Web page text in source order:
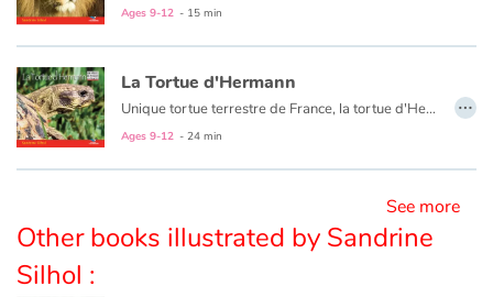
Blog
Learn french with Storyplay'r
French book lists for children
Reading for children
Activities and workshops
Ages 9-12 - 15 min
La Tortue d'Hermann
Unique tortue terrestre de France, la tortue d'Hermann vit dans le maquis méditerranéen. Cette tortue autrefois largement répandue sur le littoral sud, de la France à la Turquie, ne subsiste maintenant que sous la forme de quelques populations isolées, faisant d'elle l'un des reptiles les plus menacés dans le monde.
Ages 9-12 - 24 min
…
See more
Other books illustrated by Sandrine
Silhol :